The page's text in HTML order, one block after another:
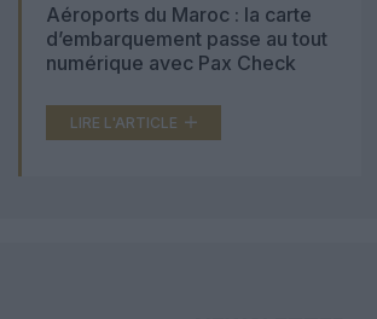
Aéroports du Maroc : la carte
d’embarquement passe au tout
numérique avec Pax Check
LIRE L'ARTICLE